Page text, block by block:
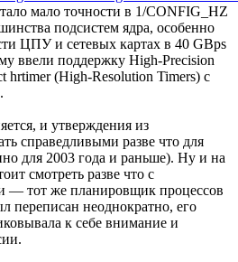
мало точности в 1/CONFIG_HZ
подсистем ядра, особенно
ЦПУ и сетевых картах в 40 GBps
ввели поддержку High-Precision
hrtimer (High-Resolution Timers) с
и утверждения из
справедливыми разве что для
для 2003 года и раньше). Ну и на
смотреть разве что с
— тот же планировщик процессов
переписан неоднократно, его
к себе внимание и